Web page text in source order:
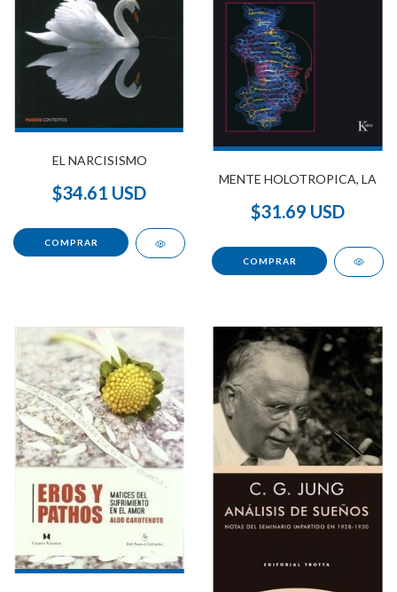
EL NARCISISMO
$34.61 USD
MENTE HOLOTROPICA, LA
$31.69 USD